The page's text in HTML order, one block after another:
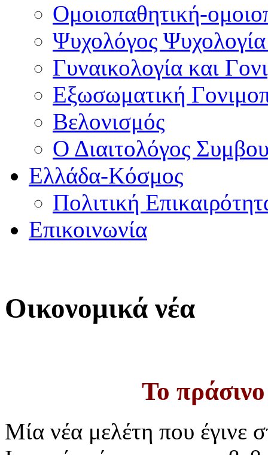
Ομοιοπαθητική-
Ψυχολόγος
Γυναικολογία και
Εξωσωματική
Βελονισμός
Ο Διαιτολόγος
Ελλάδα-Κόσμος
Πολιτική
Επικοινωνία
Οικονομικά νέα
Το
Μία νέα μελέτη που έγινε